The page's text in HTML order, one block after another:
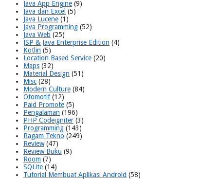
Java App Engine (9)
Java dan Excel (5)
Java Lucene (1)
Java Programming (52)
Java Web (25)
JSP & Java Enterprise Edition (4)
Kotlin (5)
Location Based Service (20)
Maps (32)
Material Design (51)
Misc (28)
Modern Culture (84)
Otomotif(12)
Paid Promote (5)
Pengalaman (196)
PHP Codeigniter (3)
Programming (143)
Ragam Tekno (249)
Review(47)
Review Buku (9)
Room (7)
SQLite (14)
Tutorial Membuat Aplikasi Android (58)